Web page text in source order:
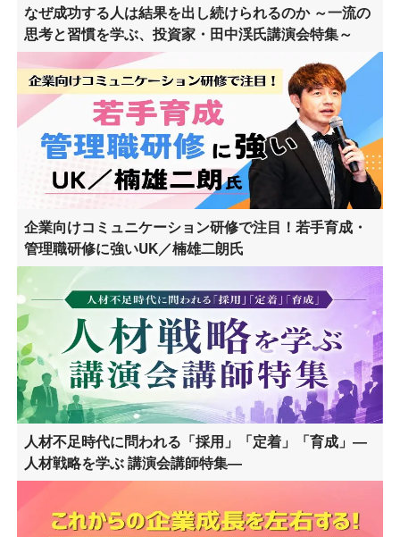
なぜ成功する人は結果を出し続けられるのか ～一流の
思考と習慣を学ぶ、投資家・田中渓氏講演会特集～
企業向けコミュニケーション研修で注目！若手育成・
管理職研修に強いUK／楠雄二朗氏
人材不足時代に問われる「採用」「定着」「育成」―
人材戦略を学ぶ 講演会講師特集―